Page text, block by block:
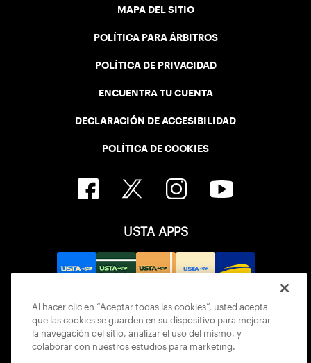
MAPA DEL SITIO
POLÍTICA PARA ÁRBITROS
POLÍTICA DE PRIVACIDAD
ENCUENTRA TU CUENTA
DECLARACIÓN DE ACCESIBILIDAD
POLÍTICA DE COOKIES
USTA APPS
Al hacer clic en “Aceptar todas las cookies”, usted acepta
que las cookies se guarden en su dispositivo para mejorar
la navegación del sitio, analizar el uso del mismo, y
colaborar con nuestros estudios para marketing.